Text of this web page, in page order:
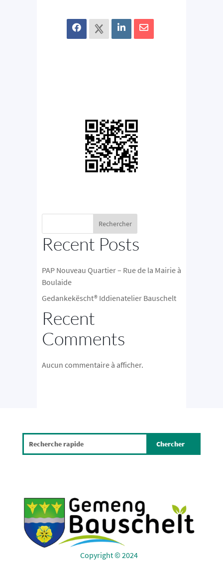
Rechercher
Recent Posts
PAP Nouveau Quartier – Rue de la Mairie à
Boulaide
Gedankekëscht® Iddienatelier Bauschelt
Recent
Comments
Aucun commentaire à afficher.
Copyright © 2024